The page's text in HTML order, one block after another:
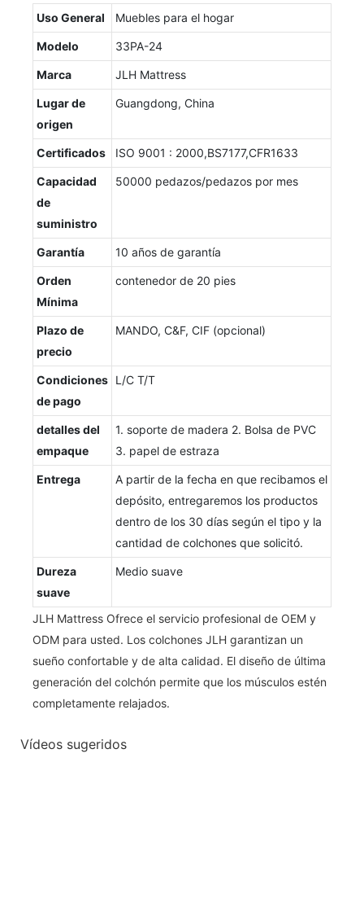
Uso General Muebles para el hogar
Modelo 33PA-24
Marca JLH Mattress
Lugar de
origen
Guangdong, China
Certificados ISO 9001 : 2000,BS7177,CFR1633
Capacidad
de
suministro
50000 pedazos/pedazos por mes
Garantía 10 años de garantía
Orden
Mínima
contenedor de 20 pies
Plazo de
precio
MANDO, C&F, CIF (opcional)
Condiciones
de pago
L/C T/T
detalles del
empaque
1. soporte de madera 2. Bolsa de PVC
3. papel de estraza
Entrega
A partir de la fecha en que recibamos el
depósito, entregaremos los productos
dentro de los 30 días según el tipo y la
cantidad de colchones que solicitó.
Dureza
suave
Medio suave
JLH Mattress Ofrece el servicio profesional de OEM y
ODM para usted. Los colchones JLH garantizan un
sueño confortable y de alta calidad. El diseño de última
generación del colchón permite que los músculos estén
completamente relajados.
Vídeos sugeridos